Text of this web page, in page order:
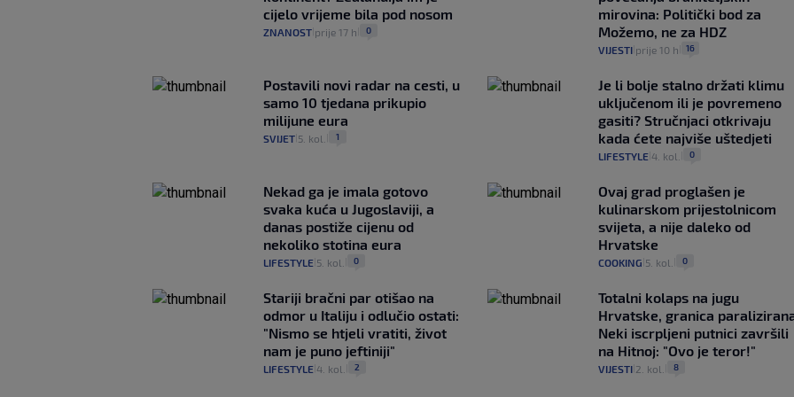
cijelo vrijeme bila pod nosom
ZNANOST prije 17 h 0
mirovina: Politički bod za
Možemo, ne za HDZ
VIJESTI| prije 10 h 16
Postavili novi radar na cesti, u
samo 10 tjedana prikupio
milijune eura
SVIJET 5. kol. 1
Je li bolje stalno držati klimu
uključenom ili je povremeno
gasiti? Stručnjaci otkrivaju
kada ćete najviše uštedjeti
LIFESTYLE| 4. kol. 0
Nekad ga je imala gotovo
svaka kuća u Jugoslaviji, a
danas postiže cijenu od
nekoliko stotina eura
LIFESTYLE 5. kol. 0
Ovaj grad proglašen je
kulinarskom prijestolnicom
svijeta, a nije daleko od
Hrvatske
COOKING 5. kol. 0
Stariji bračni par otišao na
odmor u Italiju i odlučio ostati:
"Nismo se htjeli vratiti, život
nam je puno jeftiniji"
LIFESTYLE 4. kol. 2
Totalni kolaps na jugu
Hrvatske, granica
Neki iscrpljeni putnici završili
na Hitnoj: "Ovo je teror!"
VIJESTI| 2. kol. 8